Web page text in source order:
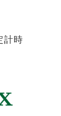
計時